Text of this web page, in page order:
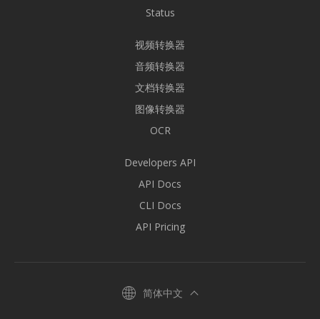
Status
视频转换器
音频转换器
文档转换器
图像转换器
OCR
Developers API
API Docs
CLI Docs
API Pricing
简体中文